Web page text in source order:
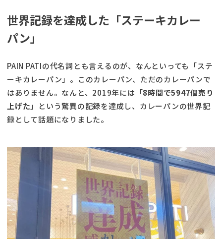
世界記録を達成した「ステーキカレー
パン」
PAIN PATIの代名詞とも言えるのが、なんといっても「ステ
ーキカレーパン」。このカレーパン、ただのカレーパンで
はありません。なんと、2019年には「8時間で5947個売り
上げた」という驚異の記録を達成し、カレーパンの世界記
録として話題になりました。